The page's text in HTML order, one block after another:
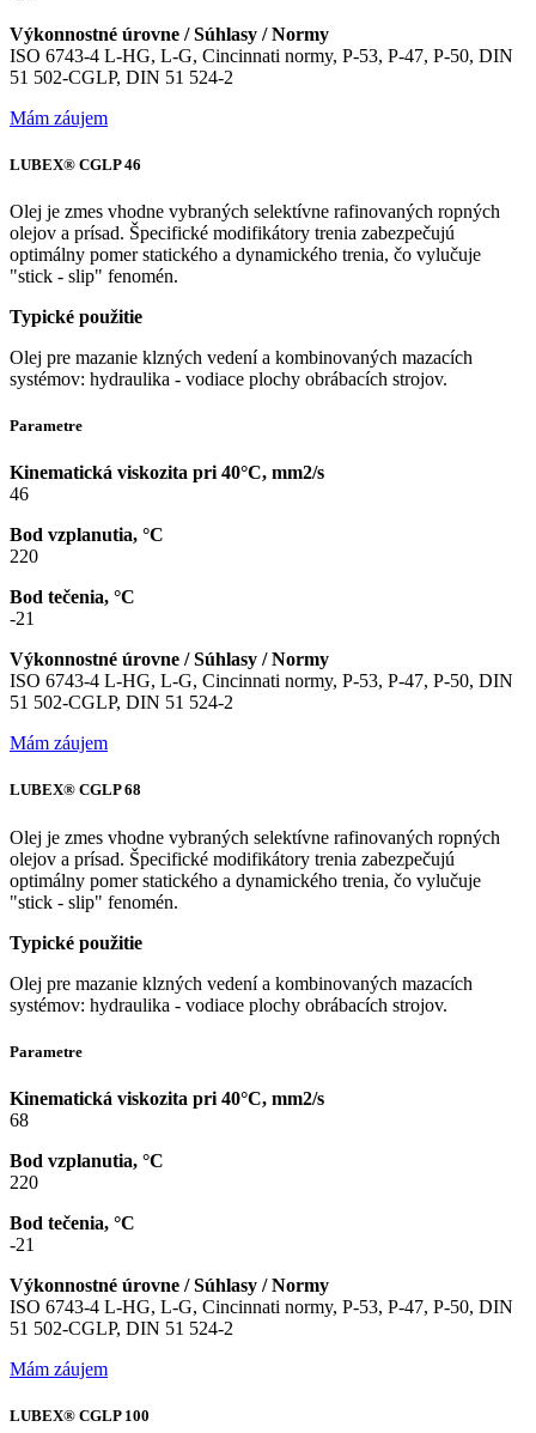
Výkonnostné úrovne / Súhlasy / Normy
ISO 6743-4 L-HG, L-G, Cincinnati normy, P-53, P-47, P-50, DIN
51 502-CGLP, DIN 51 524-2
Mám záujem
LUBEX® CGLP 46
Olej je zmes vhodne vybraných selektívne rafinovaných ropných
olejov a prísad. Špecifické modifikátory trenia zabezpečujú
optimálny pomer statického a dynamického trenia, čo vylučuje
"stick - slip" fenomén.
Typické použitie
Olej pre mazanie klzných vedení a kombinovaných mazacích
systémov: hydraulika - vodiace plochy obrábacích strojov.
Parametre
Kinematická viskozita pri 40°C, mm2/s
46
Bod vzplanutia, °C
220
Bod tečenia, °C
-21
Výkonnostné úrovne / Súhlasy / Normy
ISO 6743-4 L-HG, L-G, Cincinnati normy, P-53, P-47, P-50, DIN
51 502-CGLP, DIN 51 524-2
Mám záujem
LUBEX® CGLP 68
Olej je zmes vhodne vybraných selektívne rafinovaných ropných
olejov a prísad. Špecifické modifikátory trenia zabezpečujú
optimálny pomer statického a dynamického trenia, čo vylučuje
"stick - slip" fenomén.
Typické použitie
Olej pre mazanie klzných vedení a kombinovaných mazacích
systémov: hydraulika - vodiace plochy obrábacích strojov.
Parametre
Kinematická viskozita pri 40°C, mm2/s
68
Bod vzplanutia, °C
220
Bod tečenia, °C
-21
Výkonnostné úrovne / Súhlasy / Normy
ISO 6743-4 L-HG, L-G, Cincinnati normy, P-53, P-47, P-50, DIN
51 502-CGLP, DIN 51 524-2
Mám záujem
LUBEX® CGLP 100